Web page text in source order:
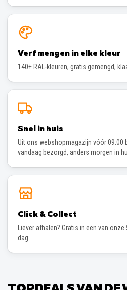
Verf mengen in elke kleur
140+ RAL-kleuren, gratis gemengd,
Snel in huis
Uit ons webshopmagazijn vóór 09:00
vandaag bezorgd, anders morgen in
Click & Collect
Liever afhalen? Gratis in een van
dag.